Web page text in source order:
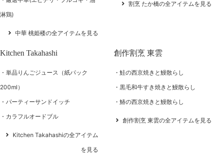
淋鶏)
中華 桃姫楼の全アイテムを見る
割烹 たか橋の全アイテムを見る
Kitchen Takahashi
単品りんごジュース（紙パック
200ml）
パーティーサンドイッチ
カラフルオードブル
Kitchen Takahashiの全アイテム
を見る
創作割烹 東雲
鮭の西京焼きと鰻散らし
黒毛和牛すき焼きと鰻散らし
鰆の西京焼きと鰻散らし
創作割烹 東雲の全アイテムを見る